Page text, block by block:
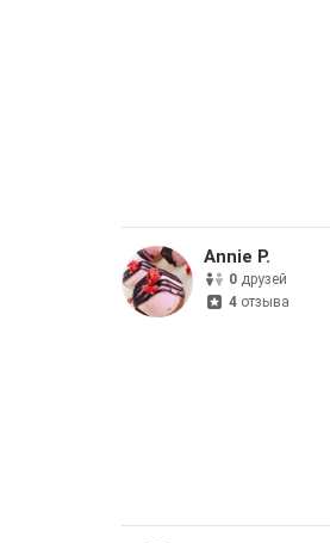
Annie P.
0 друзей
4 отзыва